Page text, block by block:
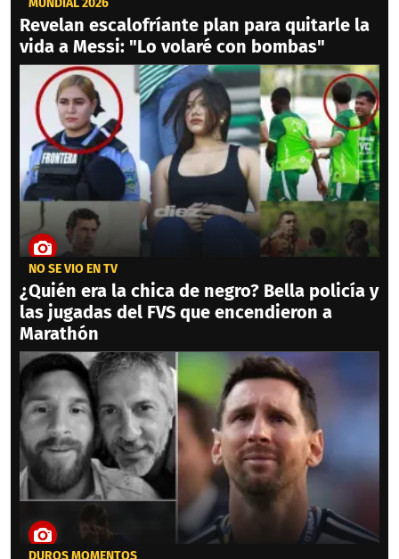
MUNDIAL 2026
Revelan escalofríante plan para quitarle la
vida a Messi: "Lo volaré con bombas"
NO SE VIO EN TV
¿Quién era la chica de negro? Bella policía y
las jugadas del FVS que encendieron a
Marathón